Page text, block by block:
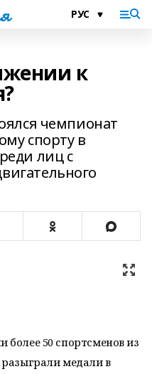
к
чемпионат
спорту в
лиц с
более 50 спортсменов из
медали в